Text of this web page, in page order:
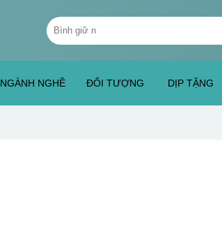
Tìm
kiếm:
NGÀNH NGHỀ ĐỐI TƯỢNG DỊP TẶNG